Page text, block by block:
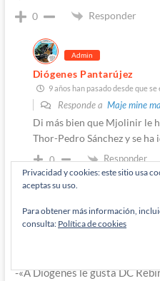
0 Responder
Admin
Diógenes Pantarújez
9 años han pasado desde que
Responde a Maje mine
Di más bien que Mjolinir le
Thor-Pedro Sánchez y se ha
0 Responder
garrak 9 años han pasado desde
-«Diógenes y M’Rabo son la
-«A Diógenes le gusta DC
Privacidad y cookies: este sitio usa
aceptas su uso.
Para obtener más información,
consulta: Política de cookies